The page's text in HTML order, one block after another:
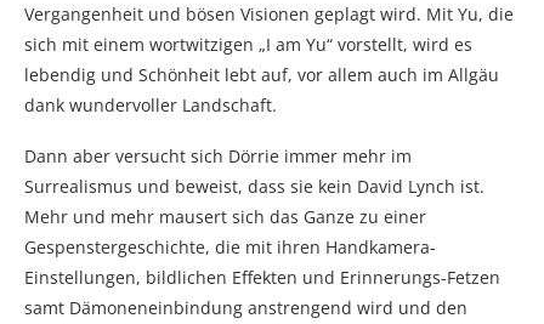
Vergangenheit und bösen Visionen geplagt wird. Mit Yu, die
sich mit einem wortwitzigen „I am Yu“ vorstellt, wird es
lebendig und Schönheit lebt auf, vor allem auch im Allgäu
dank wundervoller Landschaft.
Dann aber versucht sich Dörrie immer mehr im
Surrealismus und beweist, dass sie kein David Lynch ist.
Mehr und mehr mausert sich das Ganze zu einer
Gespenstergeschichte, die mit ihren Handkamera-
Einstellungen, bildlichen Effekten und Erinnerungs-Fetzen
samt Dämoneneinbindung anstrengend wird und den